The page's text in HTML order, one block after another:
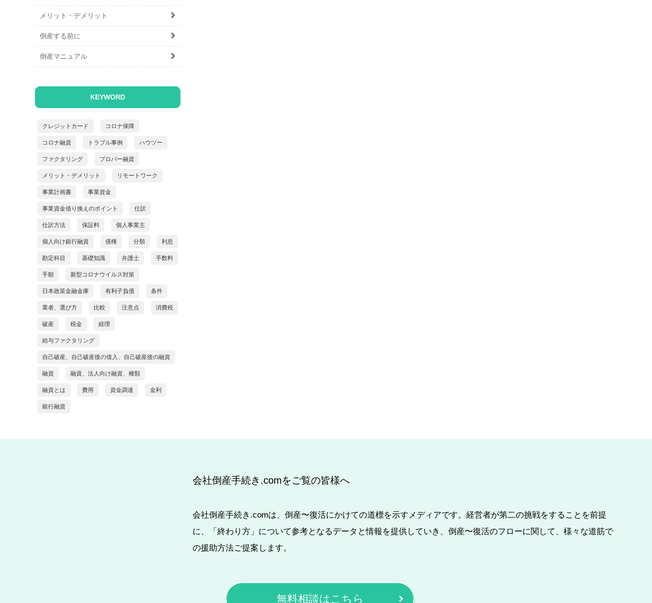
メリット・デメリット
倒産する前に
倒産マニュアル
KEYWORD
クレジットカード コロナ保障
コロナ融資 トラブル事例 ハウツー
ファクタリング プロパー融資
メリット・デメリット リモートワーク
事業計画書 事業資金
事業資金借り換えのポイント 仕訳
仕訳方法 保証料 個人事業主
個人向け銀行融資 債権 分類 利息
勘定科目 基礎知識 弁護士 手数料
手順 新型コロナウイルス対策
日本政策金融金庫 有利子負債 条件
業者、選び方 比較 注意点 消費税
破産 税金 経理
給与ファクタリング
自己破産、自己破産後の借入、自己破産後の融資
融資 融資、法人向け融資、種類
融資とは 費用 資金調達 金利
銀行融資
会社倒産手続き.comをご覧の皆様へ
会社倒産手続き.comは、倒産〜復活にかけての道標を示すメディアです。経営者が第二の挑戦をすることを前提
に、「終わり方」について参考となるデータと情報を提供していき、倒産〜復活のフローに関して、様々な道筋で
の援助方法ご提案します。
無料相談はこちら